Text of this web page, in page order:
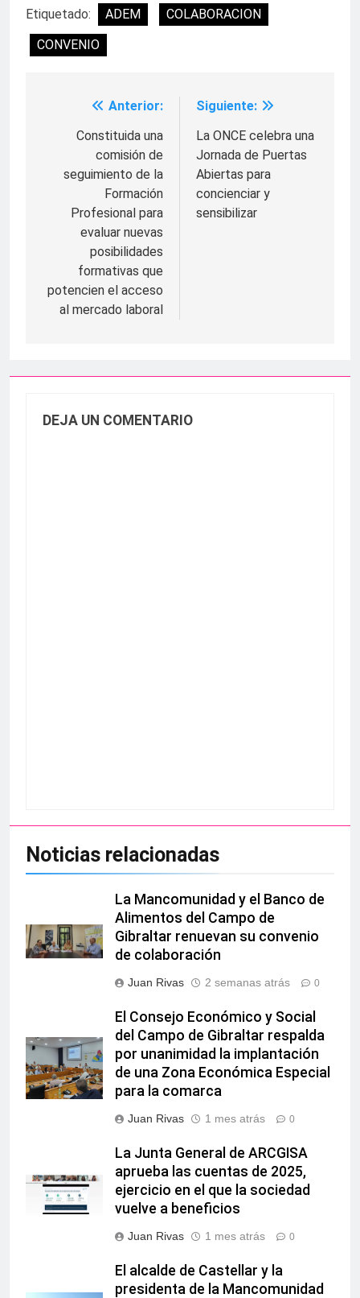
Etiquetado: ADEM
COLABORACION
CONVENIO
Navegación
entradas
Anterior:
Constituida una
comisión de
seguimiento de la
Formación
Profesional para
evaluar nuevas
posibilidades
formativas que
potencien el acceso
al mercado laboral
Siguiente:
La ONCE celebra una
Jornada de Puertas
Abiertas para
concienciar y
sensibilizar
DEJA UN COMENTARIO
Noticias relacionadas
La Mancomunidad y el Banco de
Alimentos del Campo de
Gibraltar renuevan su convenio
de colaboración
Juan Rivas 2 semanas atrás 0
El Consejo Económico y Social
del Campo de Gibraltar respalda
por unanimidad la implantación
de una Zona Económica Especial
para la comarca
Juan Rivas 1 mes atrás 0
La Junta General de ARCGISA
aprueba las cuentas de 2025,
ejercicio en el que la sociedad
vuelve a beneficios
Juan Rivas 1 mes atrás 0
El alcalde de Castellar y la
presidenta de la Mancomunidad